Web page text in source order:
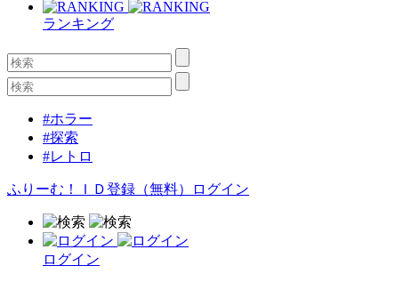
ランキング
#ホラー
#探索
#レトロ
ふりーむ！ＩＤ登録（無料） ログイン
ログイン